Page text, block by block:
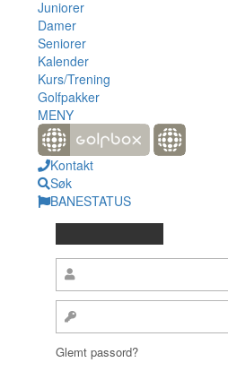
Juniorer
Damer
Seniorer
Kalender
Kurs/Trening
Golfpakker
MENY
Kontakt
Søk
BANESTATUS
Glemt passord?